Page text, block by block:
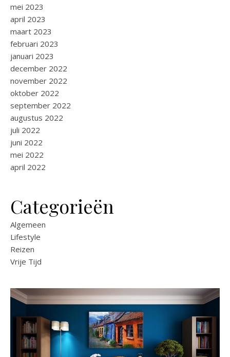
mei 2023
april 2023
maart 2023
februari 2023
januari 2023
december 2022
november 2022
oktober 2022
september 2022
augustus 2022
juli 2022
juni 2022
mei 2022
april 2022
Categorieën
Algemeen
Lifestyle
Reizen
Vrije Tijd